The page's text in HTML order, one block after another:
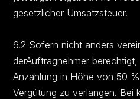
gesetzlicher Umsatzsteuer.
6.2 Sofern nicht anders
derAuftragnehmer
Anzahlung in Höhe von 50
Vergütung zu verlangen. Bei